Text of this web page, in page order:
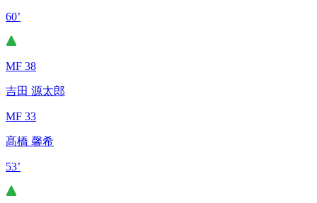
60’
MF 38
吉田 源太郎
MF 33
髙橋 馨希
53’